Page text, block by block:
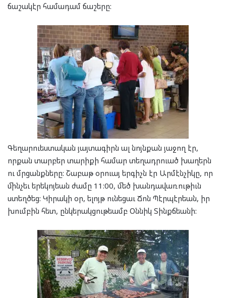
ճաշակէր համադամ ճաշերը:
Գեղարուեստական յայտագիրն ալ նոյնքան յաջող էր,
որքան տարբեր տարիքի համար տեղադրուած խաղերն
ու մրցանքները: Շաբաթ օրուայ երգիչն էր Արմէնչիկը, որ
մինչեւ երեկոյեան ժամը 11:00, մեծ խանդավառութիւն
ստեղծեց: Կիրակի օր, ելոյթ ունեցաւ Ճոն Պէրպէրեան, իր
խումբին հետ, ընկերակցութեամբ Օննիկ Տինքճեանի: